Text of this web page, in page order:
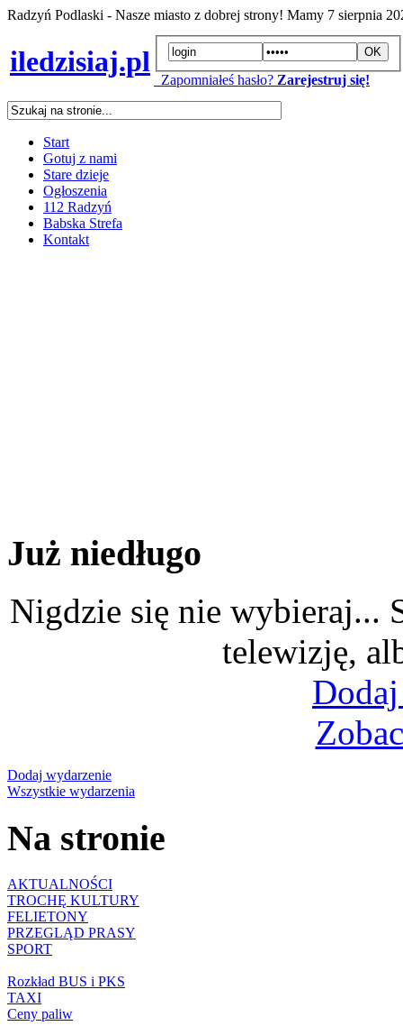
Radzyń Podlaski - Nasze miasto z dobrej strony! Mamy 7 sierpnia
iledzisiaj.pl
Zapomniałeś hasło? Zarejestruj się!
Start
Gotuj z nami
Stare dzieje
Ogłoszenia
112 Radzyń
Babska Strefa
Kontakt
Już niedługo
Nigdzie się nie wybieraj...
telewizję,
Dodaj wydarzenie
Wszystkie wydarzenia
Na stronie
AKTUALNOŚCI
TROCHĘ KULTURY
FELIETONY
PRZEGLĄD PRASY
SPORT
Rozkład BUS i PKS
TAXI
Ceny paliw